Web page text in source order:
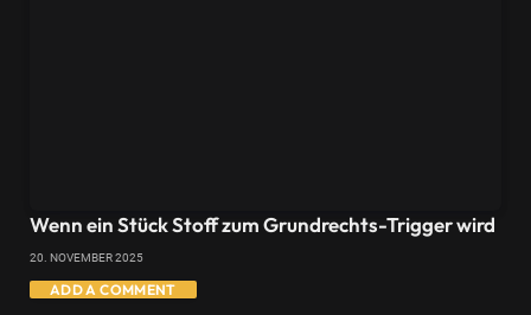
Wenn ein Stück Stoff zum Grundrechts-Trigger wird
20. NOVEMBER 2025
ADD A COMMENT